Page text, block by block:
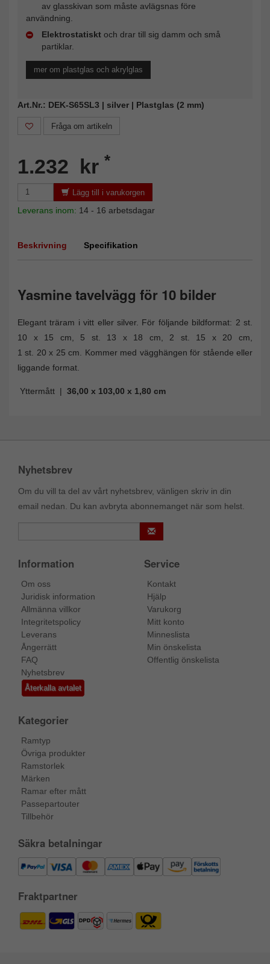
av glasskivan som måste avlägsnas före
användning.
Elektrostatiskt och drar till sig damm och små
partiklar.
mer om plastglas och akrylglas
Art.Nr.: DEK-S65SL3 | silver | Plastglas (2 mm)
Fråga om artikeln
1.232 kr *
Lägg till i varukorgen
Leverans inom: 14 - 16 arbetsdagar
Beskrivning Specifikation
Yasmine tavelvägg för 10 bilder
Elegant träram i vitt eller silver. För följande bildformat: 2 st.
10 x 15 cm, 5 st. 13 x 18 cm, 2 st. 15 x 20 cm,
1 st. 20 x 25 cm. Kommer med vägghängen för stående eller
liggande format.
Yttermått | 36,00 x 103,00 x 1,80 cm
Nyhetsbrev
Om du vill ta del av vårt nyhetsbrev, vänligen skriv in din
email nedan. Du kan avbryta abonnemanget när som helst.
Information
Om oss
Juridisk information
Allmänna villkor
Integritetspolicy
Leverans
Ångerrätt
FAQ
Nyhetsbrev
Återkalla avtalet
Service
Kontakt
Hjälp
Varukorg
Mitt konto
Minneslista
Min önskelista
Offentlig önskelista
Kategorier
Ramtyp
Övriga produkter
Ramstorlek
Märken
Ramar efter mått
Passepartouter
Tillbehör
Säkra betalningar
Fraktpartner